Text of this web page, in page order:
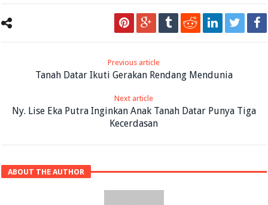
Previous article
Tanah Datar Ikuti Gerakan Rendang Mendunia
Next article
Ny. Lise Eka Putra Inginkan Anak Tanah Datar Punya Tiga
Kecerdasan
ABOUT THE AUTHOR